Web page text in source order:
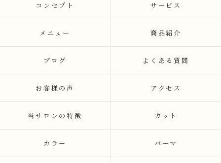
コンセプト サービス
メニュー 商品紹介
ブログ よくある質問
お客様の声 アクセス
当サロンの特徴 カット
カラー パーマ